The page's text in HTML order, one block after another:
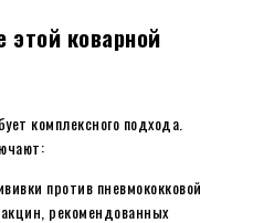
этой коварной
комплексного подхода.
против пневмококковой
рекомендованных